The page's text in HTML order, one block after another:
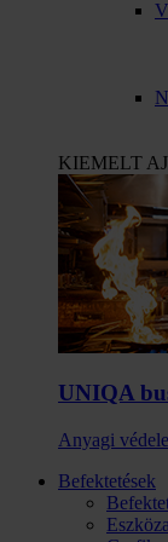
KIEMELT
UNIQA
Anyagi
Befektetések